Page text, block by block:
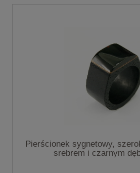
Pierścionek sygnetowy,
srebrem i czarnym